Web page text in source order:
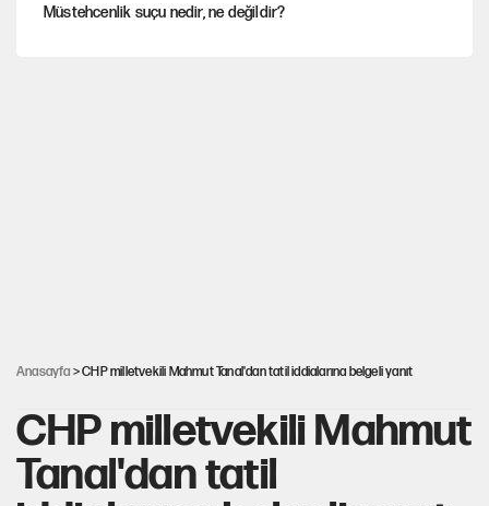
Müstehcenlik suçu nedir, ne değildir?
Anasayfa > CHP milletvekili Mahmut Tanal'dan tatil iddialarına belgeli yanıt
CHP milletvekili Mahmut
Tanal'dan tatil